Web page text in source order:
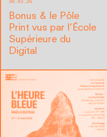
30.03.26
Bonus & le Pôle
Print vus par l’École
Supérieure du
Digital